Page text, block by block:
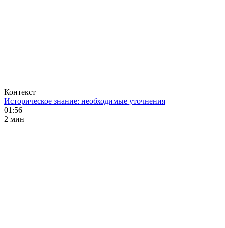
Контекст
Историческое знание: необходимые уточнения
01:56
2 мин